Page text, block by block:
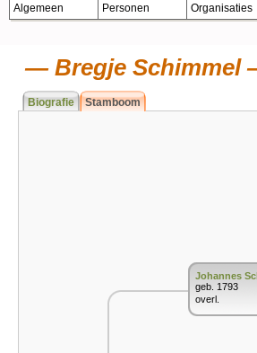
Algemeen Personen Organisaties
Bregje Schimmel
Biografie Stamboom
Johannes
geb. 1793
overl.